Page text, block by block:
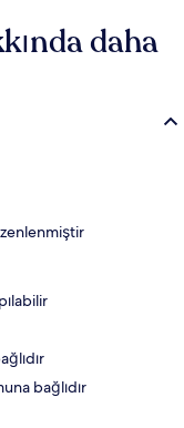
daha
bağlıdır